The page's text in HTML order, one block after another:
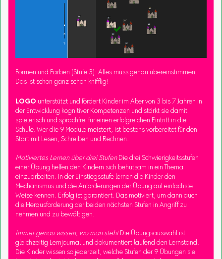
Formen und Farben (Stufe 3): Alles muss genau übereinstimmen.
Das ist schon ganz schön knifflig!
LOGO unterstützt und fördert Kinder im Alter von 3 bis 7 Jahren in
der Entwicklung kognitiver Kompetenzen und stärkt sie damit
spielerisch und sprachfrei für einen erfolgreichen Eintritt in die
Schule. Wer die 9 Module meistert, ist bestens vorbereitet für den
Start mit Lesen, Schreiben und Rechnen.
Motiviertes Lernen über drei StufenDie drei Schwierigkeitsstufen
einer Übung helfen den Kindern sich behutsam in ein Thema
einzuarbeiten. In der Einstiegsstufe lernen die Kinder den
Mechanismus und die Anforderungen der Übung auf einfachste
Weise kennen. Erfolg ist garantiert. Das motiviert, um dann auch
die Herausforderung der beiden nächsten Stufen in Angriff zu
nehmen und zu bewältigen.
Immer genau wissen, wo man stehtDie Übungsauswahl ist
gleichzeitig Lernjournal und dokumentiert laufend den Lernstand.
Die Kinder wissen so jederzeit, welche Stufen der 9 Übungen sie